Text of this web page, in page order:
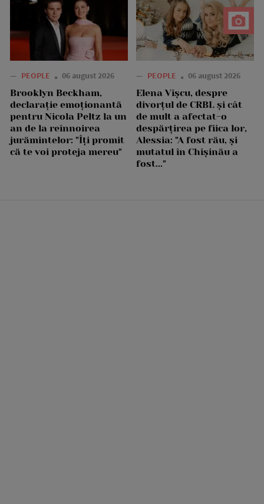
— PEOPLE 06 august 2026
Brooklyn Beckham,
declarație emoționantă
pentru Nicola Peltz la un
an de la reînnoirea
jurămintelor: "Îți promit
că te voi proteja mereu"
— PEOPLE 06 august 2026
Elena Vîșcu, despre
divorțul de CRBL și cât
de mult a afectat-o
despărțirea pe fiica lor,
Alessia: "A fost rău, și
mutatul în Chișinău a
fost..."